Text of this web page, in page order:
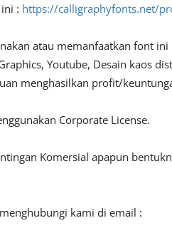
: https://calligraphyfonts.net/
atau memanfaatkan font
Youtube, Desain kaos
menghasilkan profit/
Corporate License.
Komersial apapun
kami di email :